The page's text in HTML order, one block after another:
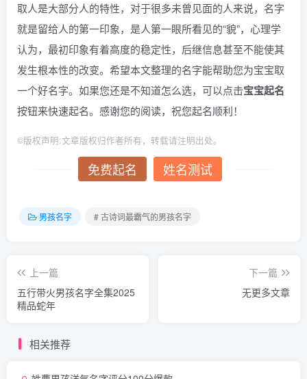
取人是大部分人的特性，对于很多未曾见面的人来说，名字
就是留给人的第一印象，是人第一眼所看见的“貌”，心理学
认为，最初印象有着高度的稳定性，后继信息甚至不能使其
发生根本性的改变。希望本文整理的名字能帮助您为宝宝取
一个好名字。如果您还是不知道怎么选，可以点击宝宝起名
按钮来快速起名。感谢您的阅读，祝您起名顺利！
©版权声明:文章版权归作者所有，转载请注明出处。
免费起名 姓名测试
男孩名字 # 古诗词最霸气的男孩名字
上一篇
五行带火男孩名字全集2025
精品蛇年
下一篇
无更多文章
相关推荐